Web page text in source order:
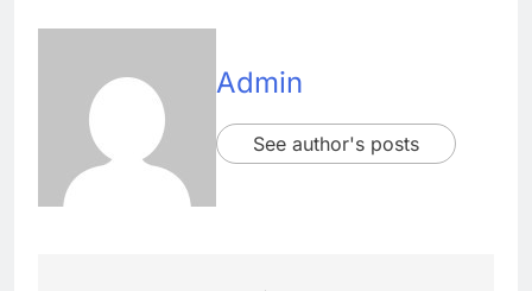
Admin
See author's posts